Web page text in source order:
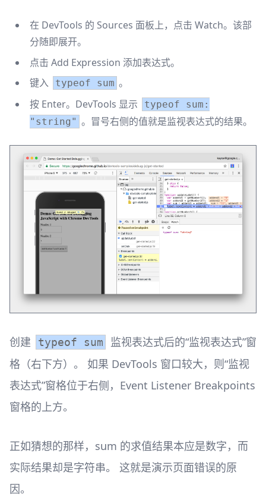
在 DevTools 的 Sources 面板上，点击 Watch。该部
分随即展开。
点击 Add Expression 添加表达式。
键入
typeof sum 。
按 Enter。DevTools 显示
typeof sum:
"string" 。冒号右侧的值就是监视表达式的结果。
创建 typeof sum
监视表达式后的“监视表达式”窗
格（右下方）。 如果 DevTools 窗口较大，则“监视
表达式”窗格位于右侧，Event Listener Breakpoints
窗格的上方。
正如猜想的那样，sum 的求值结果本应是数字，而
实际结果却是字符串。 这就是演示页面错误的原
因。